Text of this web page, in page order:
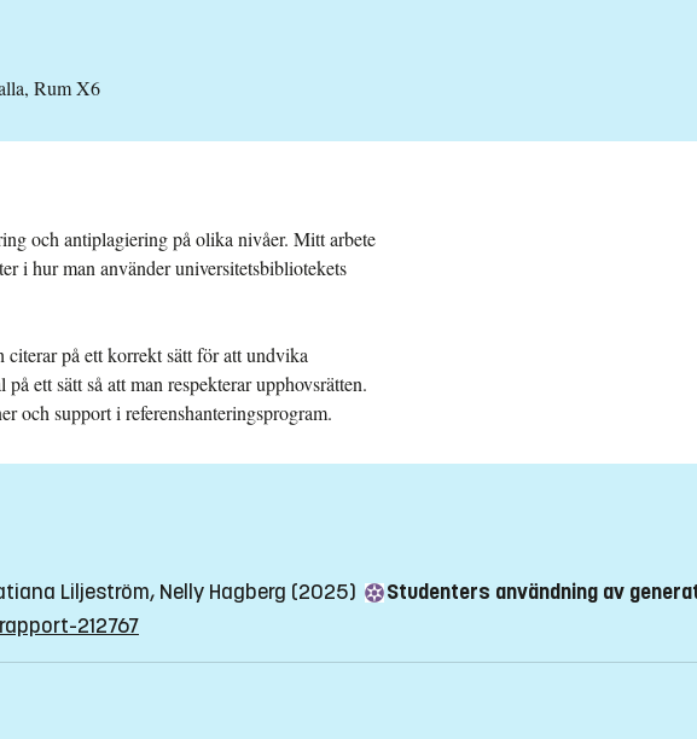
Rum X6
och antiplagiering på olika nivåer. Mitt arbete
i hur man använder universitetsbibliotekets
citerar på ett korrekt sätt för att undvika
ett sätt så att man respekterar upphovsrätten.
och support i referenshanteringsprogram.
Liljeström, Nelly Hagberg (2025) Studenters användning av
212767